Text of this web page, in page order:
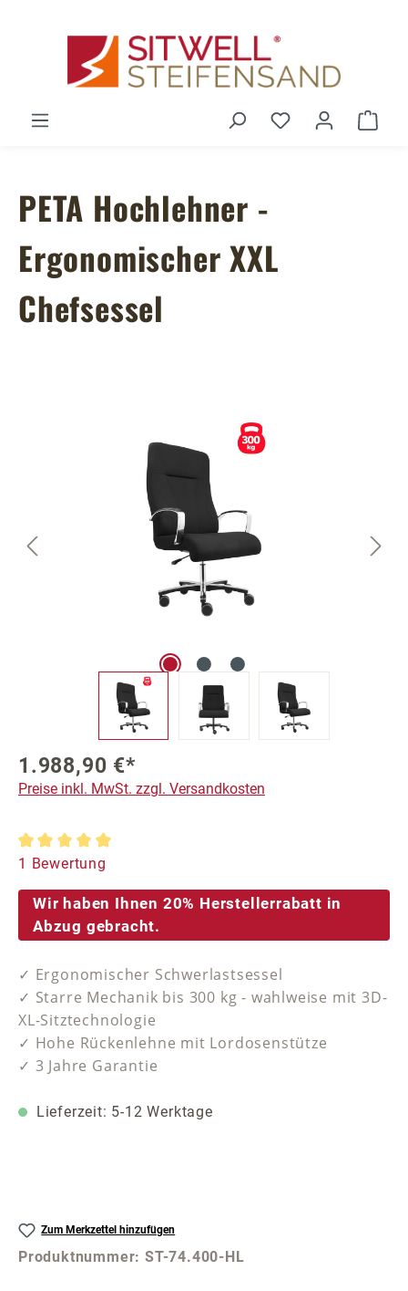
Du hast 0
PETA Hochlehner -
Ergonomischer XXL
Chefsessel
1.988,90 €*
Preise inkl. MwSt. zzgl. Versandkosten
Durchschnittliche Bewertung von 5 von 5 Sternen
1 Bewertung
Wir haben Ihnen 20% Herstellerrabatt in
Abzug gebracht.
✓ Ergonomischer Schwerlastsessel
✓ Starre Mechanik bis 300 kg - wahlweise mit 3D-
XL-Sitztechnologie
✓ Hohe Rückenlehne mit Lordosenstütze
✓ 3 Jahre Garantie
Lieferzeit: 5-12 Werktage
Zum Merkzettel hinzufügen
Produktnummer:ST-74.400-HL